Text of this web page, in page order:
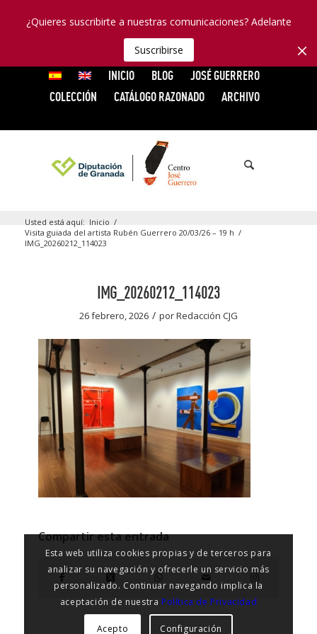
¿Quieres suscribirte a nuestras comunicaciones? Adelante
Suscribirse
INICIO BLOG
JOSÉ GUERRERO
COLECCIÓN
CATÁLOGO RAZONADO ARCHIVO
Usted está aquí: Inicio /
Visita guiada del artista Rubén Guerrero 20/03/26 – 19 h /
IMG_20260212_114023
IMG_20260212_114023
26 febrero, 2026 / porRedacción CJG
Compartir esta entrada
Esta web utiliza cookies propias y de terceros para
analizar su navegación y ofrecerle un servicio más
personalizado. Continuar navegando implica la
aceptación de nuestra Política de Privacidad
Acepto Configuración